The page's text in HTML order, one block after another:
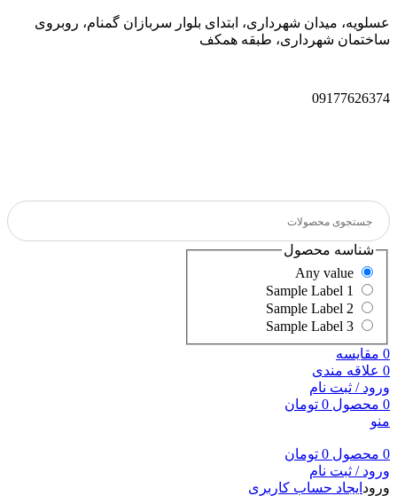
عسلویه، میدان شهرداری، ابتدای بلوار سربازان گمنام، روبروی
ساختمان شهرداری، طبقه همکف
09177626374
شناسه محصول
0 مقایسه
0 علاقه مندی
ورود / ثبت نام
0 محصول 0 تومان
منو
0 محصول 0 تومان
ورود / ثبت نام
ورود ایجاد حساب کاربری